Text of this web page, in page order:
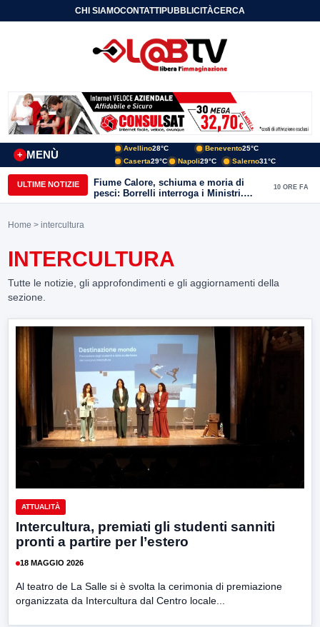
CHI SIAMOCONTATTIPUBBLICITÀCERCA
MENÙ
+
Avellino28°C Benevento25°C
Caserta29°C Napoli29°C Salerno31°C
ULTIME NOTIZIE
Fiume Calore, schiuma e moria di
pesci: Borrelli interroga i Ministri.
“Benevento paga l’assenza del
10 ORE FA
Home > intercultura
INTERCULTURA
Tutte le notizie, gli approfondimenti e gli aggiornamenti della
sezione.
ATTUALITÀ
Intercultura, premiati gli studenti sanniti
pronti a partire per l’estero
18 MAGGIO 2026
Al teatro de La Salle si è svolta la cerimonia di premiazione
organizzata da Intercultura dal Centro locale...